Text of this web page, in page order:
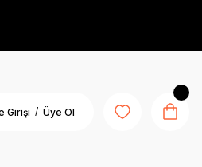
Girişi / Üye Ol